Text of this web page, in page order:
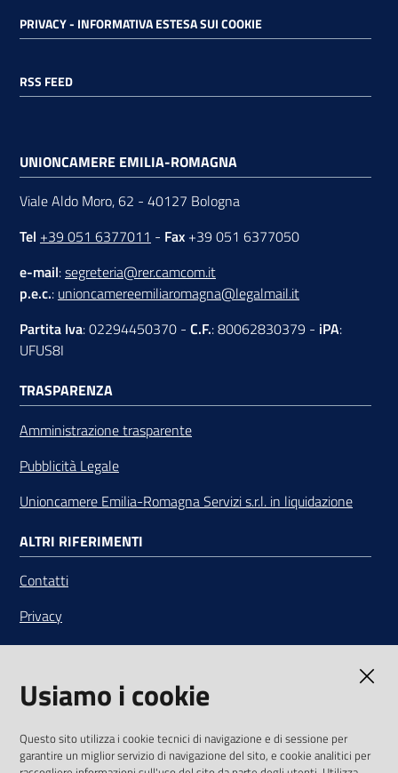
PRIVACY - INFORMATIVA ESTESA SUI COOKIE
RSS FEED
UNIONCAMERE EMILIA-ROMAGNA
Viale Aldo Moro, 62 - 40127 Bologna
Tel +39 051 6377011 - Fax +39 051 6377050
e-mail:segreteria@rer.camcom.it
p.e.c.: unioncamereemiliaromagna@legalmail.it
Partita Iva: 02294450370 - C.F.: 80062830379 - iPA:
UFUS8I
TRASPARENZA
Amministrazione trasparente
Pubblicità Legale
Unioncamere Emilia-Romagna Servizi s.r.l. in liquidazione
ALTRI RIFERIMENTI
Contatti
Privacy
Note legali
Media Policy
SEGUICI SU
Usiamo i cookie
Questo sito utilizza i cookie tecnici di navigazione e di sessione per
garantire un miglior servizio di navigazione del sito, e cookie analitici per